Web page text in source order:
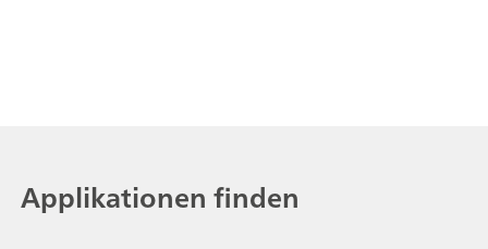
Applikationen finden